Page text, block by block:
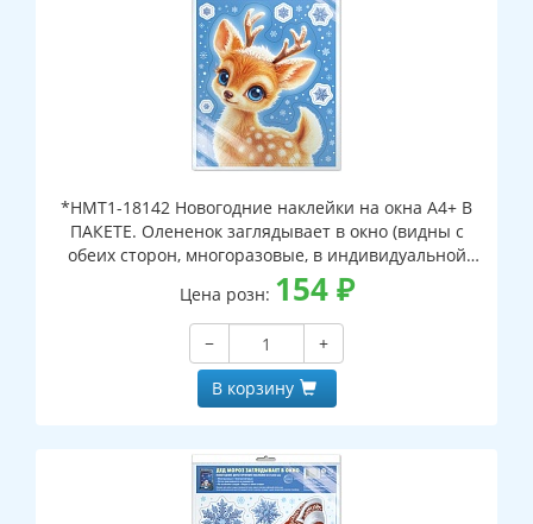
*НМТ1-18142 Новогодние наклейки на окна А4+ В
ПАКЕТЕ. Олененок заглядывает в окно (видны с
обеих сторон, многоразовые, в индивидуальной
упаковке, с европодвесом и клеевым клапаном)
Цена розн: 154₽
−
+
В корзину